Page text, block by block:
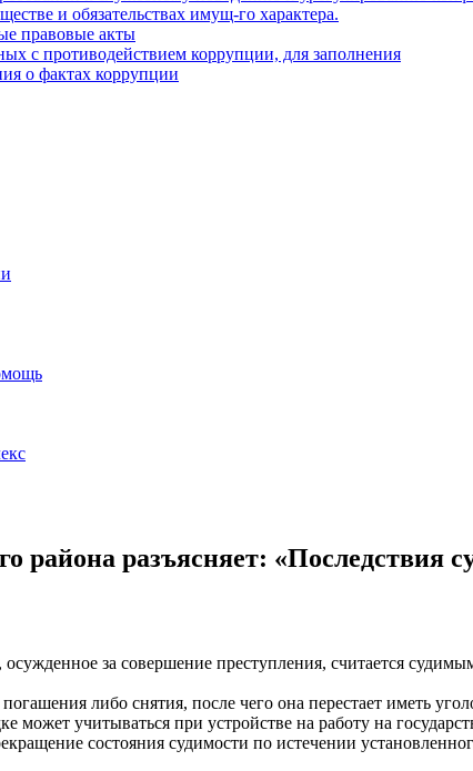
и обязательствах имущ-го характера.
правовые акты
с противодействием коррупции, для заполнения
о фактах коррупции
района разъясняет: «Последствия
за совершение преступления, считается
либо снятия, после чего она перестает иметь
может учитываться при устройстве на работу на
состояния судимости по истечении